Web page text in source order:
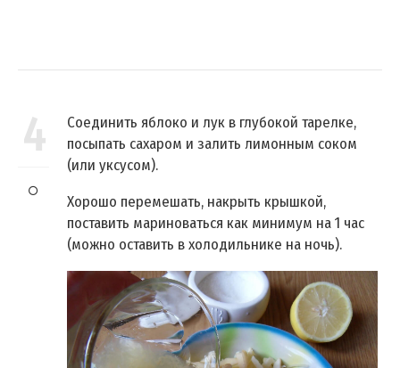
4
Соединить яблоко и лук в глубокой тарелке,
посыпать сахаром и залить лимонным соком
(или уксусом).
Хорошо перемешать, накрыть крышкой,
поставить мариноваться как минимум на 1 час
(можно оставить в холодильнике на ночь).